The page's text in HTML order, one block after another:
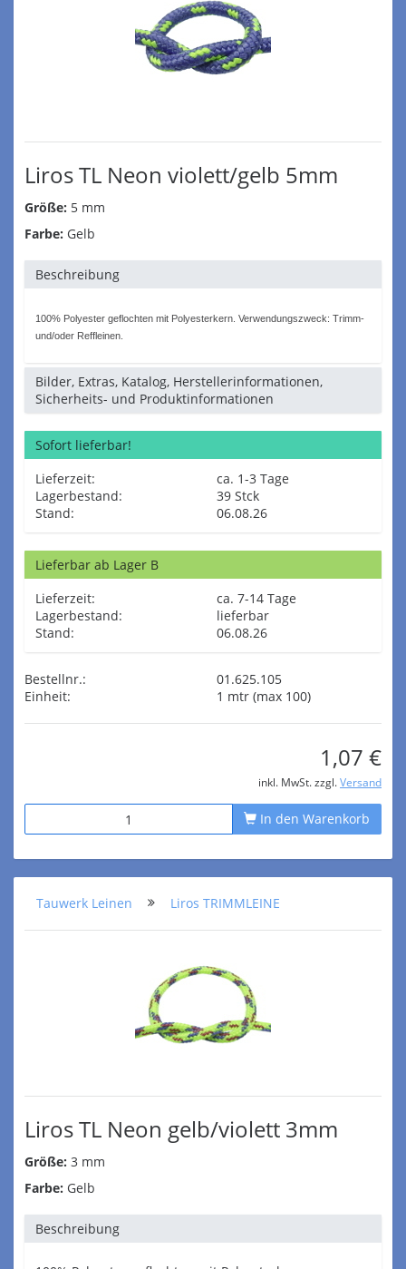
Liros TL Neon violett/gelb 5mm
Größe: 5 mm
Farbe: Gelb
Beschreibung
100% Polyester geflochten mit Polyesterkern. Verwendungszweck: Trimm-
und/oder Reffleinen.
Bilder, Extras, Katalog, Herstellerinformationen,
Sicherheits- und Produktinformationen
Sofort lieferbar!
Lieferzeit:
ca. 1-3 Tage
Lagerbestand:
39 Stck
Stand:
06.08.26
Lieferbar ab Lager B
Lieferzeit:
ca. 7-14 Tage
Lagerbestand:
lieferbar
Stand:
06.08.26
Bestellnr.:
01.625.105
Einheit:
1 mtr (max 100)
1,07 €
inkl. MwSt. zzgl. Versand
In den Warenkorb
Tauwerk Leinen Liros TRIMMLEINE
Liros TL Neon gelb/violett 3mm
Größe: 3 mm
Farbe: Gelb
Beschreibung